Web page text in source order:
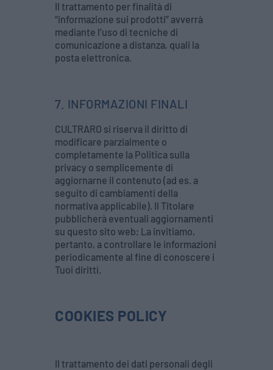
Il trattamento per finalità di
“informazione sui prodotti” avverrà
mediante l’uso di tecniche di
comunicazione a distanza, quali la
posta elettronica.
7. INFORMAZIONI FINALI
CULTRARO si riserva il diritto di
modificare parzialmente o
completamente la Politica sulla
privacy o semplicemente di
aggiornarne il contenuto (ad es. a
seguito di cambiamenti della
normativa applicabile). Il Titolare
pubblicherà eventuali aggiornamenti
su questo sito web; La invitiamo,
pertanto, a controllare le informazioni
periodicamente al fine di conoscere i
Tuoi diritti.
COOKIES POLICY
Il trattamento dei dati personali degli